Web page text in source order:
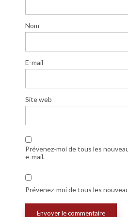
Nom
E-mail
Site web
Prévenez-moi de tous les
e-mail.
Prévenez-moi de tous les